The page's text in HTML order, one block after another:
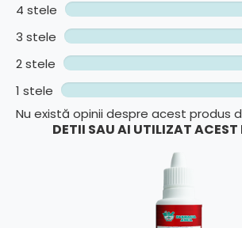
4 stele
3 stele
2 stele
1 stele
Nu există opinii despre acest produs
DETII SAU AI UTILIZAT ACEST